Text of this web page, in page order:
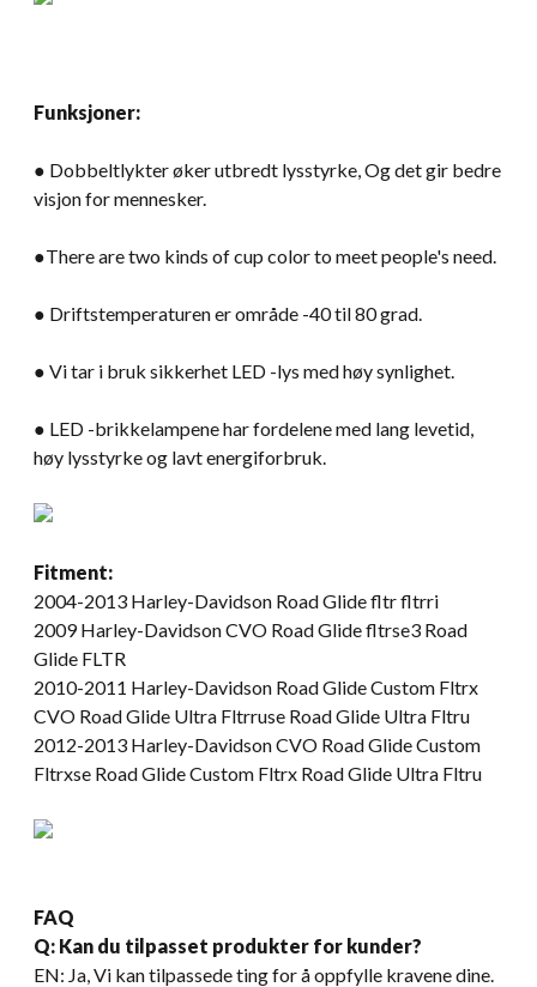
Funksjoner:
● Dobbeltlykter øker utbredt lysstyrke, Og det gir bedre
visjon for mennesker.
●There are two kinds of cup color to meet people's need
● Driftstemperaturen er område -40 til 80 grad.
● Vi tar i bruk sikkerhet LED -lys med høy synlighet.
● LED -brikkelampene har fordelene med lang levetid,
høy lysstyrke og lavt energiforbruk.
Fitment:
2004-2013 Harley-Davidson Road Glide fltr fltrri
2009 Harley-Davidson CVO Road Glide fltrse3 Road
Glide FLTR
2010-2011 Harley-Davidson Road Glide Custom Fltrx
CVO Road Glide Ultra Fltrruse Road Glide Ultra Fltru
2012-2013 Harley-Davidson CVO Road Glide Custom
Fltrxse Road Glide Custom Fltrx Road Glide Ultra Fltru
FAQ
Q: Kan du tilpasset produkter for kunder?
EN: Ja, Vi kan tilpassede ting for å oppfylle kravene dine.